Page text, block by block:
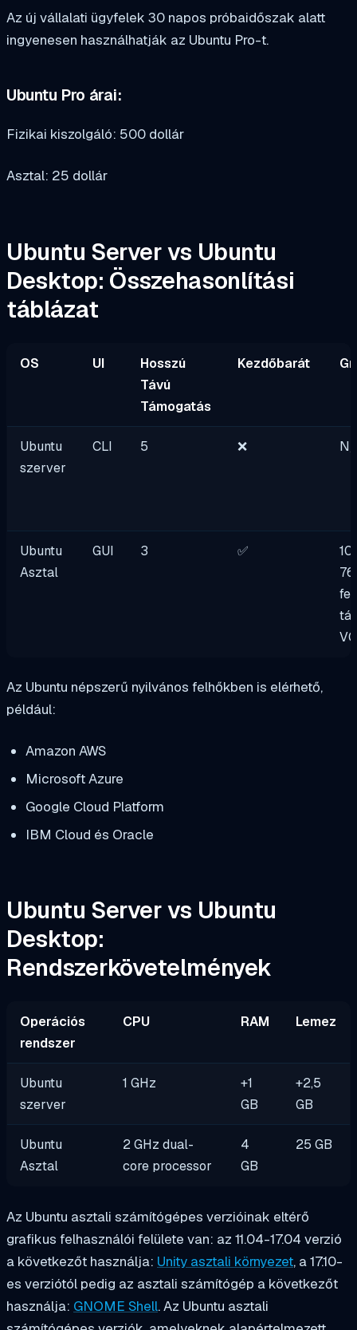
Az új vállalati ügyfelek 30 napos próbaidőszak alatt
ingyenesen használhatják az Ubuntu Pro-t.
Ubuntu Pro árai:
Fizikai kiszolgáló: 500 dollár
Asztal: 25 dollár
Ubuntu Server vs Ubuntu
Desktop: Összehasonlítási
táblázat
OS UI
Hosszú
Távú
Támogatás
Kezdőbarát
Ubuntu
szerver
CLI 5 ❌ N/
Ubuntu
Asztal
GUI 3 ✅
Az Ubuntu népszerű nyilvános felhőkben is elérhető,
például:
Amazon AWS
Microsoft Azure
Google Cloud Platform
IBM Cloud és Oracle
Ubuntu Server vs Ubuntu
Desktop:
Rendszerkövetelmények
Operációs
rendszer
CPU RAM Lemez
Ubuntu
szerver
1 GHz
+1
GB
+2,5
GB
Ubuntu
Asztal
2 GHz dual-
core processor
4
GB
25 GB
Az Ubuntu asztali számítógépes verzióinak eltérő
grafikus felhasználói felülete van: az 11.04-17.04 verzió
a következőt használja: Unity asztali környezet, a 17.10-
es verziótól pedig az asztali számítógép a következőt
használja: GNOME Shell. Az Ubuntu asztali